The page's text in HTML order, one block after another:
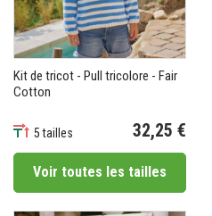
Kit de tricot - Pull tricolore - Fair
Cotton
5 tailles 32,25 €
Voir toutes les tailles